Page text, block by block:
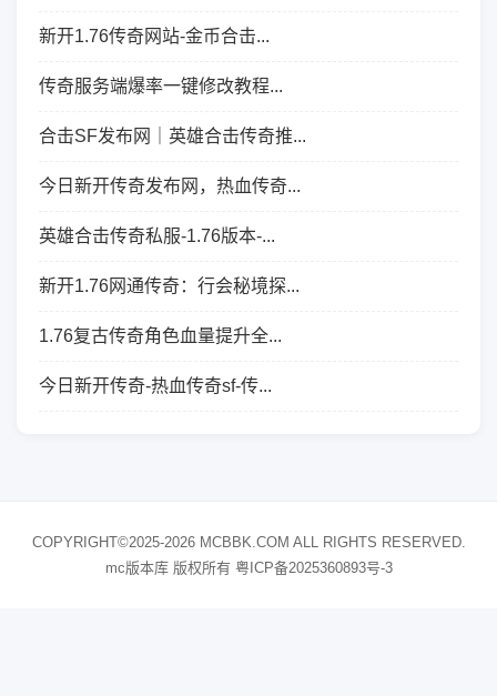
新开1.76传奇网站-金币合击...
传奇服务端爆率一键修改教程...
合击SF发布网｜英雄合击传奇推...
今日新开传奇发布网，热血传奇...
英雄合击传奇私服-1.76版本-...
新开1.76网通传奇：行会秘境探...
1.76复古传奇角色血量提升全...
今日新开传奇-热血传奇sf-传...
COPYRIGHT©2025-2026 MCBBK.COM ALL RIGHTS RESERVED.
mc版本库 版权所有 粤ICP备2025360893号-3